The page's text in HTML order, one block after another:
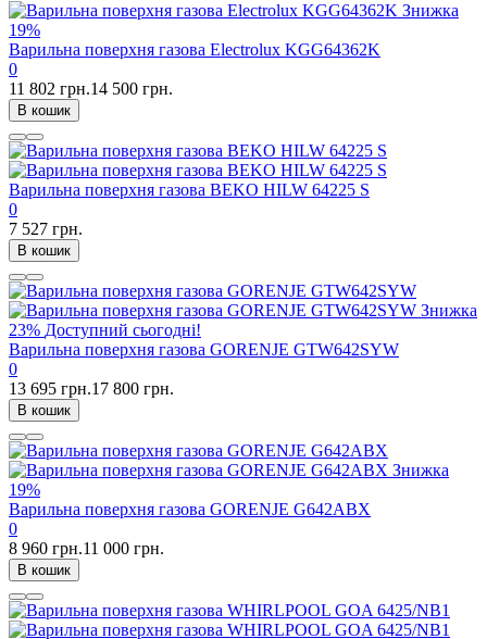
Знижка
19%
Варильна поверхня газова Electrolux KGG64362K
0
11 802 грн.14 500 грн.
В кошик
Варильна поверхня газова BEKO HILW 64225 S
0
7 527 грн.
В кошик
Знижка
23% Доступний сьогодні!
Варильна поверхня газова GORENJE GTW642SYW
0
13 695 грн.17 800 грн.
В кошик
Знижка
19%
Варильна поверхня газова GORENJE G642ABX
0
8 960 грн.11 000 грн.
В кошик